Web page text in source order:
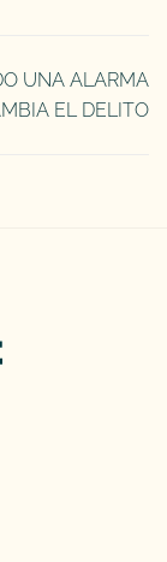
UNA ALARMA
EL DELITO